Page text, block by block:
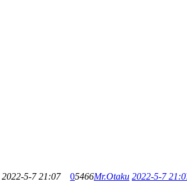
2022-5-7 21:07 05466Mr.Otaku 2022-5-7